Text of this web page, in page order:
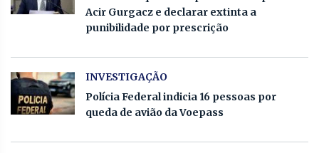
Acir Gurgacz e declarar extinta a
punibilidade por prescrição
INVESTIGAÇÃO
Polícia Federal indicia 16 pessoas por
queda de avião da Voepass